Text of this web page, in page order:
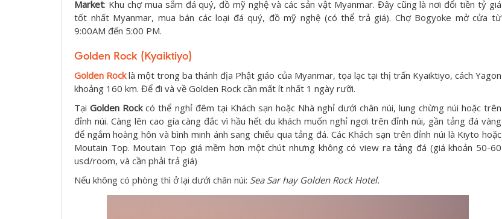
Market: Khu chợ mua sắm đá quý, đồ mỹ nghệ và các sản vật Myanmar. Đây cũng là nơi đổi tiền tỷ giá
tốt nhất Myanmar, mua bán các loại đá quý, đồ mỹ nghệ (có thể trả giá). Chợ Bogyoke mở cửa từ
9:00AM đến 5:00 PM.
Golden Rock (Kyaiktiyo)
Golden Rocklà một trong ba thánh địa Phật giáo của Myanmar, tọa lạc tại thị trấn Kyaiktiyo, cách Yagon
khoảng 160 km. Để đi và về Golden Rock cần mất ít nhất 1 ngày rưỡi.
TạiGolden Rockcó thể nghỉ đêm tại Khách sạn hoặc Nhà nghỉ dưới chân núi, lung chừng núi hoặc trên
đỉnh núi. Càng lên cao gía càng đắc vì hầu hết du khách muốn nghỉ ngơi trên đỉnh núi, gần tảng đá vàng
để ngắm hoàng hôn và bình minh ánh sang chiếu qua tảng đá. Các Khách sạn trên đỉnh núi là Kiyto hoặc
Moutain Top. Moutain Top giá mềm hơn một chút nhưng không có view ra tảng đá (giá khoản 50-60
usd/room, và cần phải trả giá)
Nếu không có phòng thì ở lại dưới chân núi: Sea Sar hay Golden Rock Hotel.